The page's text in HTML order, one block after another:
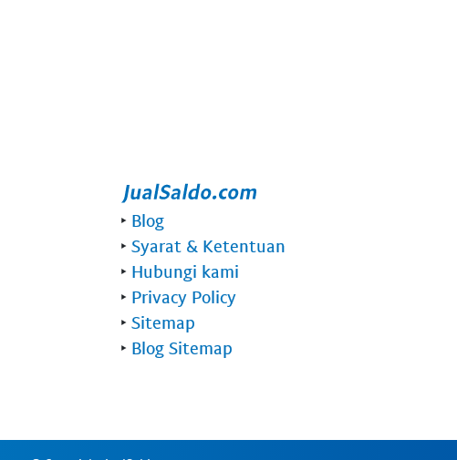
‣ Blog
‣ Syarat & Ketentuan
‣ Hubungi kami
‣ Privacy Policy
‣ Sitemap
‣ Blog Sitemap